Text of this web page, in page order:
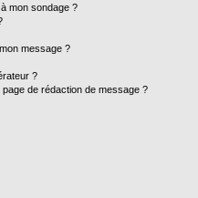
mon sondage ?
message ?
?
de rédaction de message ?